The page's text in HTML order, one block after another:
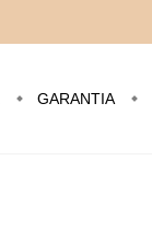
GARANTIA